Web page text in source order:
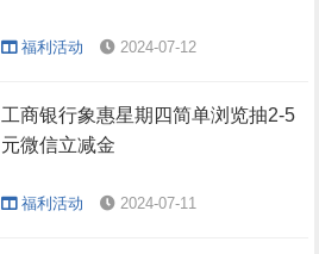
福利活动 2024-07-12
工商银行象惠星期四简单浏览抽2-5
元微信立减金
福利活动 2024-07-11